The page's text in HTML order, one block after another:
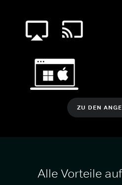
ZU DEN
Alle Vorteile